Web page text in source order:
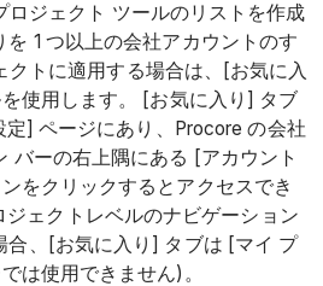
ロジェクト ツールのリストを作成
1 つ以上の会社アカウントのす
クトに適用する場合は、[お気に入
使用します。 [お気に入り] タブ
] ページにあり、Procore の会社
バーの右上隅にある [アカウント
をクリックするとアクセスでき
ェクトレベルのナビゲーション
合、[お気に入り] タブは [マイ プ
は使用できません)。